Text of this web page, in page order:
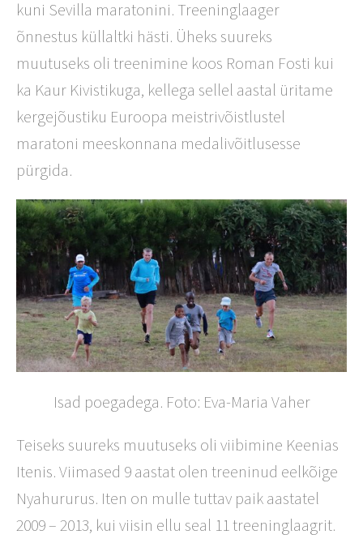
kuni Sevilla maratonini. Treeninglaager
õnnestus küllaltki hästi. Üheks suureks
muutuseks oli treenimine koos Roman Fosti kui
ka Kaur Kivistikuga, kellega sellel aastal üritame
kergejõustiku Euroopa meistrivõistlustel
maratoni meeskonnana medalivõitlusesse
pürgida.
Isad poegadega. Foto: Eva-Maria Vaher
Teiseks suureks muutuseks oli viibimine Keenias
Itenis. Viimased 9 aastat olen treeninud eelkõige
Nyahururus. Iten on mulle tuttav paik aastatel
2009 – 2013, kui viisin ellu seal 11 treeninglaagrit.